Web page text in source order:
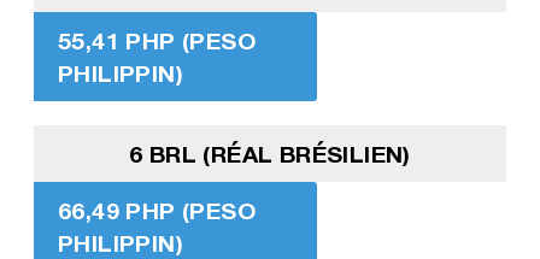
55,41 PHP (PESO
PHILIPPIN)
6 BRL (RÉAL BRÉSILIEN)
66,49 PHP (PESO
PHILIPPIN)